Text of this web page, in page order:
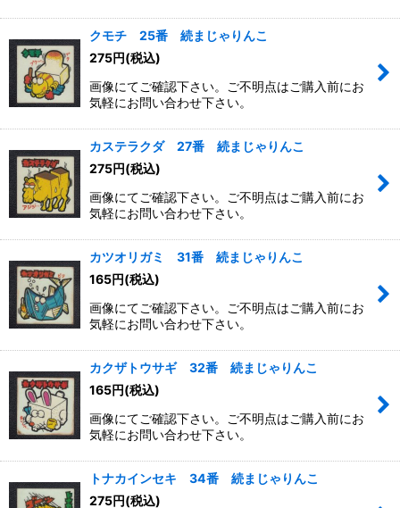
クモチ 25番 続まじゃりんこ
275円(税込)
画像にてご確認下さい。ご不明点はご購入前にお
気軽にお問い合わせ下さい。
カステラクダ 27番 続まじゃりんこ
275円(税込)
画像にてご確認下さい。ご不明点はご購入前にお
気軽にお問い合わせ下さい。
カツオリガミ 31番 続まじゃりんこ
165円(税込)
画像にてご確認下さい。ご不明点はご購入前にお
気軽にお問い合わせ下さい。
カクザトウサギ 32番 続まじゃりんこ
165円(税込)
画像にてご確認下さい。ご不明点はご購入前にお
気軽にお問い合わせ下さい。
トナカインセキ 34番 続まじゃりんこ
275円(税込)